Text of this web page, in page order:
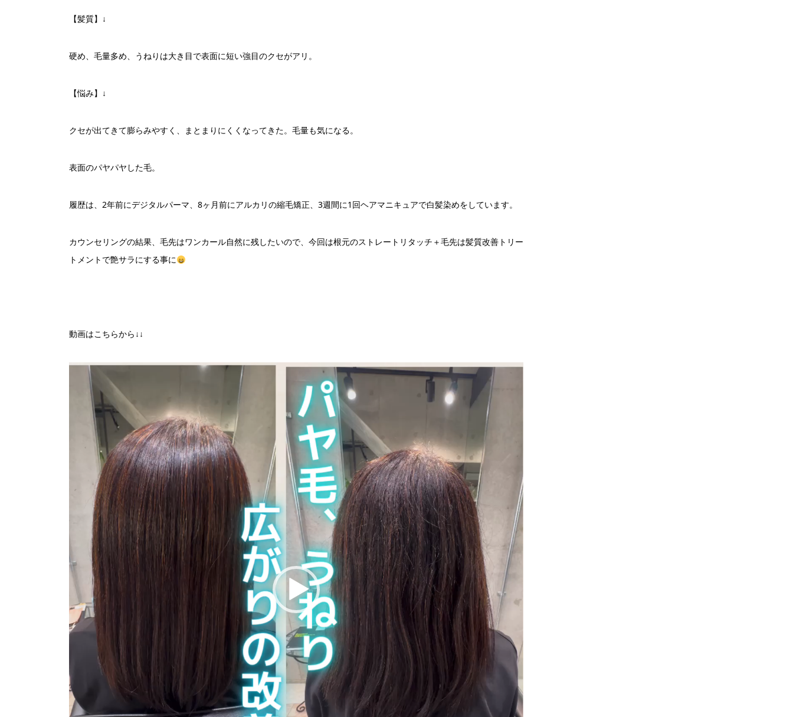
【髪質】↓
硬め、毛量多め、うねりは大き目で表面に短い強目のクセがアリ。
【悩み】↓
クセが出てきて膨らみやすく、まとまりにくくなってきた。毛量も気になる。
表面のパヤパヤした毛。
履歴は、2年前にデジタルパーマ、8ヶ月前にアルカリの縮毛矯正、3週間に1回ヘアマニキュアで白髪染めをしています。
カウンセリングの結果、毛先はワンカール自然に残したいので、今回は根元のストレートリタッチ＋毛先は髪質改善トリー
トメントで艶サラにする事に
動画はこちらから↓↓
動